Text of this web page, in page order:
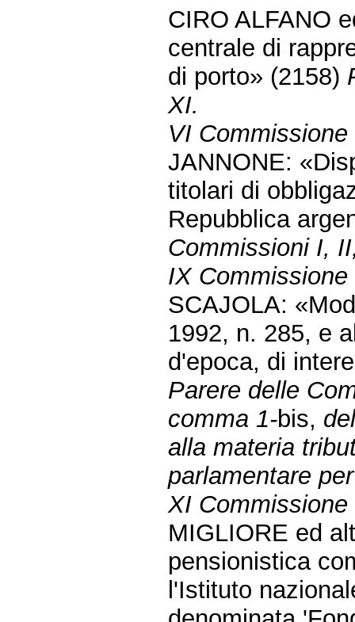
CIRO ALFANO
centrale di
di porto» (2158)
XI.
VI
JANNONE:
titolari di
Repubblica
Commissioni I,
IX Commissione
SCAJOLA:
1992, n. 285, e
d'epoca, di
Parere delle
comma 1-bis,
alla materia
parlamentare
XI Commissione
MIGLIORE ed
pensionistica
l'Istituto